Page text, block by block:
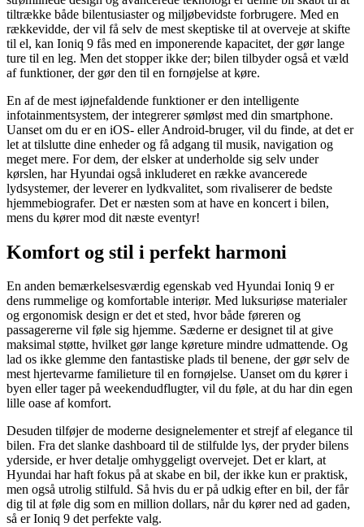
tiltrække både bilentusiaster og miljøbevidste forbrugere. Med en
rækkevidde, der vil få selv de mest skeptiske til at overveje at skifte
til el, kan Ioniq 9 fås med en imponerende kapacitet, der gør lange
ture til en leg. Men det stopper ikke der; bilen tilbyder også et væld
af funktioner, der gør den til en fornøjelse at køre.
En af de mest iøjnefaldende funktioner er den intelligente
infotainmentsystem, der integrerer sømløst med din smartphone.
Uanset om du er en iOS- eller Android-bruger, vil du finde, at det er
let at tilslutte dine enheder og få adgang til musik, navigation og
meget mere. For dem, der elsker at underholde sig selv under
kørslen, har Hyundai også inkluderet en række avancerede
lydsystemer, der leverer en lydkvalitet, som rivaliserer de bedste
hjemmebiografer. Det er næsten som at have en koncert i bilen,
mens du kører mod dit næste eventyr!
Komfort og stil i perfekt harmoni
En anden bemærkelsesværdig egenskab ved Hyundai Ioniq 9 er
dens rummelige og komfortable interiør. Med luksuriøse materialer
og ergonomisk design er det et sted, hvor både føreren og
passagererne vil føle sig hjemme. Sæderne er designet til at give
maksimal støtte, hvilket gør lange køreture mindre udmattende. Og
lad os ikke glemme den fantastiske plads til benene, der gør selv de
mest hjertevarme familieture til en fornøjelse. Uanset om du kører i
byen eller tager på weekendudflugter, vil du føle, at du har din egen
lille oase af komfort.
Desuden tilføjer de moderne designelementer et strejf af elegance til
bilen. Fra det slanke dashboard til de stilfulde lys, der pryder bilens
yderside, er hver detalje omhyggeligt overvejet. Det er klart, at
Hyundai har haft fokus på at skabe en bil, der ikke kun er praktisk,
men også utrolig stilfuld. Så hvis du er på udkig efter en bil, der får
dig til at føle dig som en million dollars, når du kører ned ad gaden,
så er Ioniq 9 det perfekte valg.